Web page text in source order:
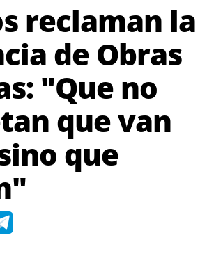
reclaman la
de Obras
"Que no
que van
que